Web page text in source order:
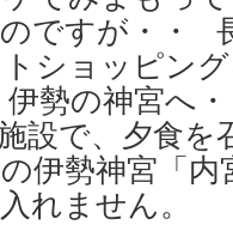
ですが・・
ショッピン
勢の神宮へ
設で、夕食を
伊勢神宮「内
れません。